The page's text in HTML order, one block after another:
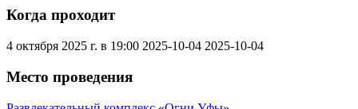
Когда проходит
4 октября 2025 г. в 19:00 2025-10-04 2025-10-04
Место проведения